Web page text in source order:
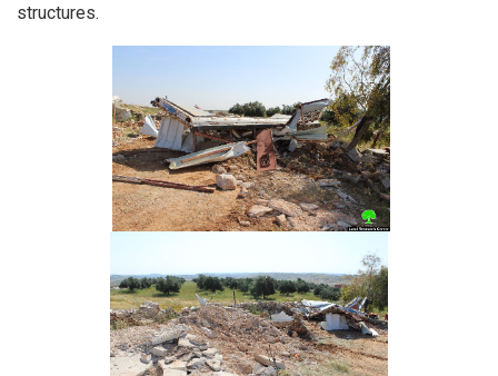
structures.